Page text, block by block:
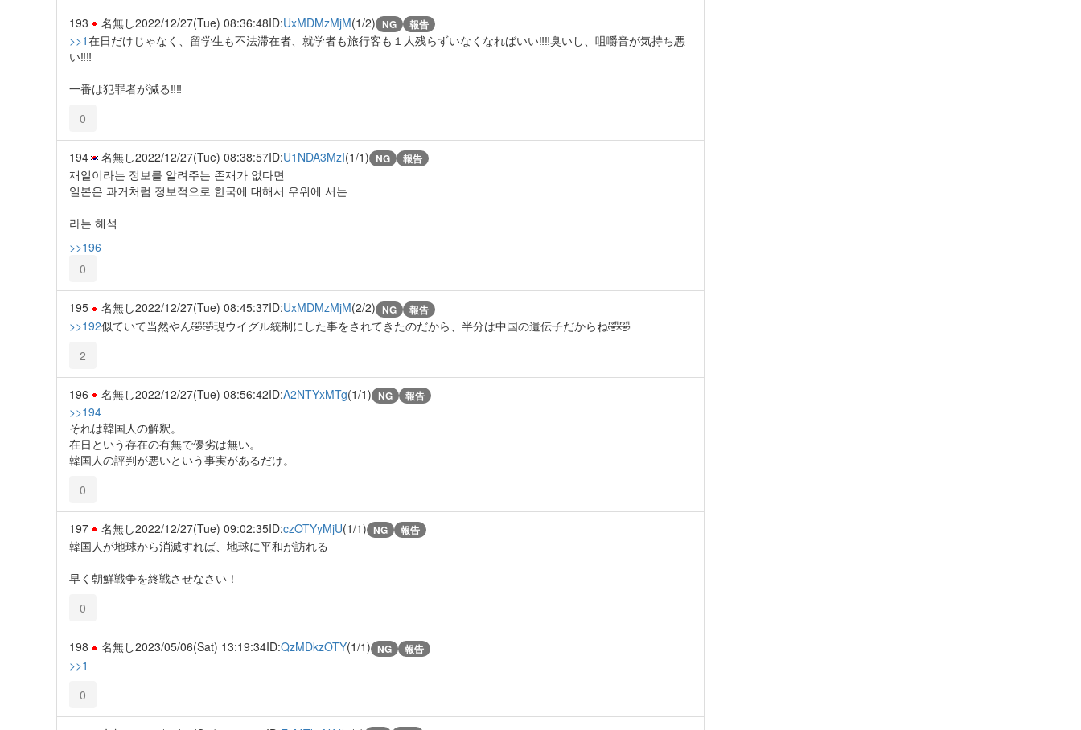
193 名無し2022/12/27(Tue) 08:36:48ID:UxMDMzMjM(1/2) NG 報告
>>1在日だけじゃなく、留学生も不法滞在者、就学者も旅行客も１人残らずいなくなればいい‼️‼️臭いし、咀嚼音が気持ち悪
い‼️‼️
一番は犯罪者が減る‼️‼️
0
194 名無し2022/12/27(Tue) 08:38:57ID:U1NDA3MzI(1/1) NG 報告
재일이라는 정보를 알려주는 존재가 없다면
일본은 과거처럼 정보적으로 한국에 대해서 우위에 서는
라는 해석
>>196
0
195 名無し2022/12/27(Tue) 08:45:37ID:UxMDMzMjM(2/2) NG 報告
>>192似ていて当然やん🤣🤣現ウイグル統制にした事をされてきたのだから、半分は中国の遺伝子だからね🤣🤣
2
196 名無し2022/12/27(Tue) 08:56:42ID:A2NTYxMTg(1/1) NG 報告
>>194
それは韓国人の解釈。
在日という存在の有無で優劣は無い。
韓国人の評判が悪いという事実があるだけ。
0
197 名無し2022/12/27(Tue) 09:02:35ID:czOTYyMjU(1/1) NG 報告
韓国人が地球から消滅すれば、地球に平和が訪れる
早く朝鮮戦争を終戦させなさい！
0
198 名無し2023/05/06(Sat) 13:19:34ID:QzMDkzOTY(1/1) NG 報告
>>1
0